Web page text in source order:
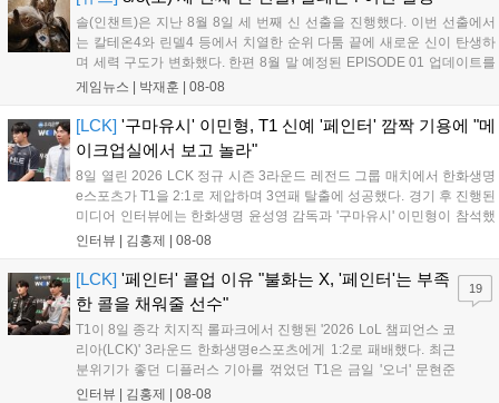
솔(인챈트)은 지난 8월 8일 세 번째 신 선출을 진행했다. 이번 선출에서
는 칼테온4와 린델4 등에서 치열한 순위 다툼 끝에 새로운 신이 탄생하
며 세력 구도가 변화했다. 한편 8월 말 예정된 EPISODE 01 업데이트를
통해 월드 콘텐츠가 추가될 예정이며, 이를 통해 추후 주신 및 절대신에
더욱 가속화될 전망이다....
게임뉴스 | 박재훈 | 08-08
[LCK] '구마유시' 이민형, T1 신예 '페인터' 깜짝 기용에 "메
이크업실에서 보고 놀라"
8일 열린 2026 LCK 정규 시즌 3라운드 레전드 그룹 매치에서 한화생명
e스포츠가 T1을 2:1로 제압하며 3연패 탈출에 성공했다. 경기 후 진행된
미디어 인터뷰에는 한화생명 윤성영 감독과 '구마유시' 이민형이 참석했
다. 먼저 승리 소감에 대해 윤성영 감독은 "오랜만에 승리해 기분이 좋고,
인터뷰 | 김홍제 | 08-08
[LCK] '페인터' 콜업 이유 "불화는 X, '페인터'는 부족
한 콜을 채워줄 선수"
T1이 8일 종각 치지직 롤파크에서 진행된 '2026 LoL 챔피언스 코
리아(LCK)' 3라운드 한화생명e스포츠에게 1:2로 패배했다. 최근
분위기가 좋던 디플러스 기아를 꺾었던 T1은 금일 '오너' 문현준
을 빼고 신예 '페인터' 김은후를 투입시키는 강수를 뒀으나 결국
인터뷰 | 김홍제 | 08-08
19